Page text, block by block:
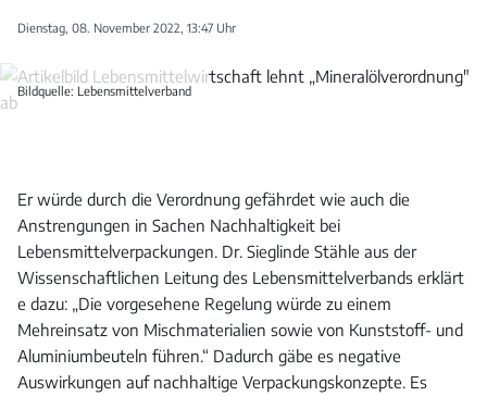
Dienstag, 08. November 2022, 13:47 Uhr
Bildquelle: Lebensmittelverband
Er würde durch die Verordnung gefährdet wie auch die
Anstrengungen in Sachen Nachhaltigkeit bei
Lebensmittelverpackungen. Dr. Sieglinde Stähle aus der
Wissenschaftlichen Leitung des Lebensmittelverbands erklärt
e dazu: „Die vorgesehene Regelung würde zu einem
Mehreinsatz von Mischmaterialien sowie von Kunststoff- und
Aluminiumbeuteln führen.“ Dadurch gäbe es negative
Auswirkungen auf nachhaltige Verpackungskonzepte. Es